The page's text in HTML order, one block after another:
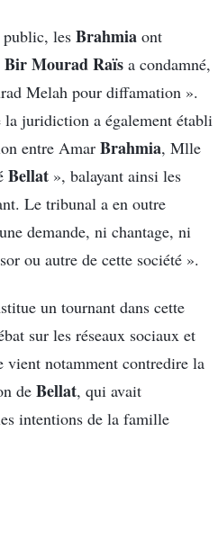
public, les Brahmia ont
Bir Mourad Raïs a condamné,
Melah pour diffamation ».
la juridiction a également établi
entre Amar Brahmia, Mlle
Bellat », balayant ainsi les
Le tribunal a en outre
demande, ni chantage, ni
ou autre de cette société ».
un tournant dans cette
sur les réseaux sociaux et
notamment contredire la
de Bellat, qui avait
intentions de la famille